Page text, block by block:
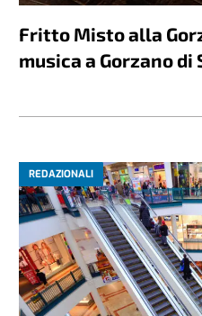
Fritto Misto alla
musica a Gorzano di
REDAZIONALI